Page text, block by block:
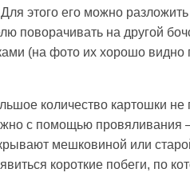
этого его можно
на другой
(на фото их хорошо
количество картошки
с помощью провяливания
мешковиной или
короткие побеги, по